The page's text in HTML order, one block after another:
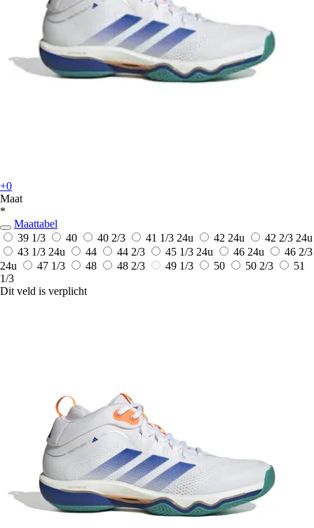
+0
Maat
*
Maattabel
39 1/3
40 40 2/3 41 1/3 24u 42 24u 42 2/3 24u
43 1/3 24u 44 44 2/3 45 1/3 24u 46 24u
46 2/3
24u
47 1/3 48 48 2/3 49 1/3 50 50 2/3
51
1/3
Dit veld is verplicht